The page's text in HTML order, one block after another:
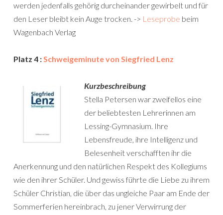
werden jedenfalls gehörig durcheinander gewirbelt und für
den Leser bleibt kein Auge trocken. -> Leseprobe beim
Wagenbach Verlag
Platz 4 :Schweigeminute von Siegfried Lenz
Kurzbeschreibung
Stella Petersen war zweifellos eine
der beliebtesten Lehrerinnen am
Lessing-Gymnasium. Ihre
Lebensfreude, ihre Intelligenz und
Belesenheit verschafften ihr die
Anerkennung und den natürlichen Respekt des Kollegiums
wie den ihrer Schüler. Und gewiss führte die Liebe zu ihrem
Schüler Christian, die über das ungleiche Paar am Ende der
Sommerferien hereinbrach, zu jener Verwirrung der